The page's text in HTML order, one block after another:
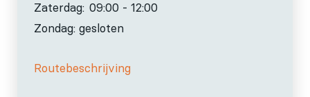
Zaterdag: 09:00 - 12:00
Zondag: gesloten
Routebeschrijving